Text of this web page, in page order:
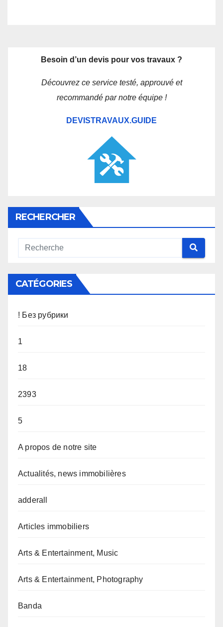
Besoin d’un devis pour vos travaux ?
Découvrez ce service testé, approuvé et
recommandé par notre équipe !
DEVISTRAVAUX.GUIDE
RECHERCHER
CATÉGORIES
! Без рубрики
1
18
2393
5
A propos de notre site
Actualités, news immobilières
adderall
Articles immobiliers
Arts & Entertainment, Music
Arts & Entertainment, Photography
Banda